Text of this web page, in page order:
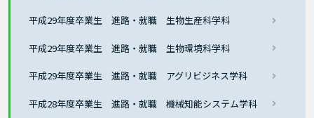
平成29年度卒業生 進路・就職 生物生産科学科
平成29年度卒業生 進路・就職 生物環境科学科
平成29年度卒業生 進路・就職 アグリビジネス学科
平成28年度卒業生 進路・就職 機械知能システム学科